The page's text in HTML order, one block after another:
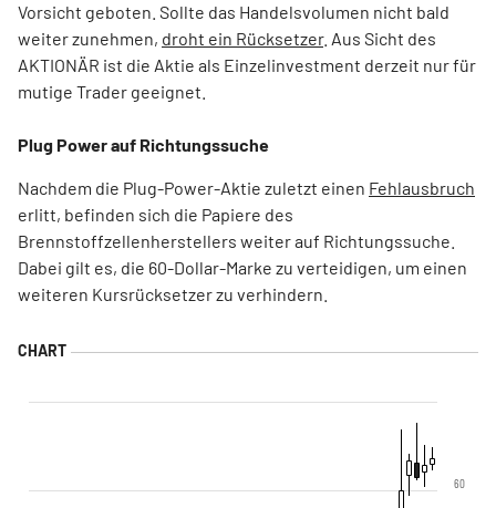
Vorsicht geboten. Sollte das Handelsvolumen nicht bald
weiter zunehmen, droht ein Rücksetzer. Aus Sicht des
AKTIONÄR ist die Aktie als Einzelinvestment derzeit nur für
mutige Trader geeignet.
Plug Power auf Richtungssuche
Nachdem die Plug-Power-Aktie zuletzt einen Fehlausbruch
erlitt, befinden sich die Papiere des
Brennstoffzellenherstellers weiter auf Richtungssuche.
Dabei gilt es, die 60-Dollar-Marke zu verteidigen, um einen
weiteren Kursrücksetzer zu verhindern.
60